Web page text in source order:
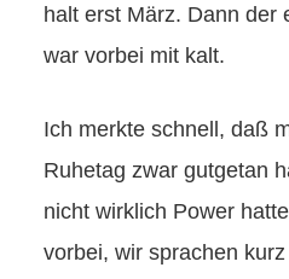
halt erst März. Dann der
war vorbei mit kalt.
Ich merkte schnell, daß
Ruhetag zwar gutgetan
nicht wirklich Power
vorbei, wir sprachen